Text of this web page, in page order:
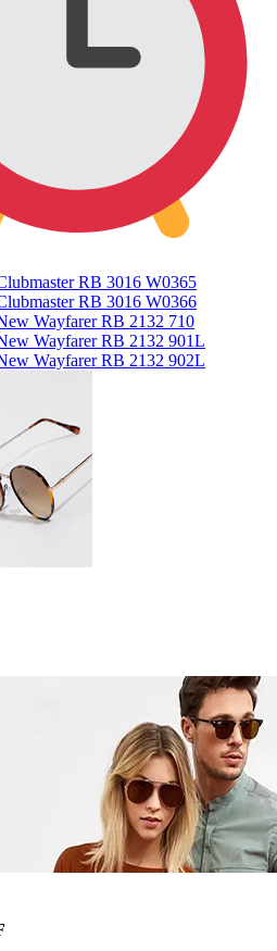
RB 3016 W0365
RB 3016 W0366
Wayfarer RB 2132 710
Wayfarer RB 2132 901L
Wayfarer RB 2132 902L